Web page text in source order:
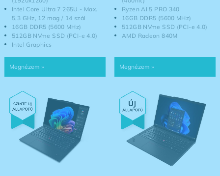
Intel Core Ultra 7 265U - Max.
5,3 GHz, 12 mag / 14 szál
16GB DDR5 (5600 MHz)
512GB NVme SSD (PCI-e 4.0)
Intel Graphics
Ryzen AI 5 PRO 340
16GB DDR5 (5600 MHz)
512GB NVme SSD (PCI-e 4.0)
AMD Radeon 840M